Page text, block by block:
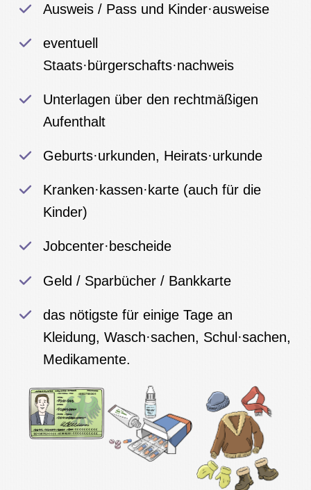
Ausweis / Pass und Kinder·ausweise
eventuell
Staats·bürgerschafts·nachweis
Unterlagen über den rechtmäßigen
Aufenthalt
Geburts·urkunden, Heirats·urkunde
Kranken·kassen·karte (auch für die
Kinder)
Jobcenter·bescheide
Geld / Sparbücher / Bankkarte
das nötigste für einige Tage an
Kleidung, Wasch·sachen, Schul·sachen,
Medikamente.